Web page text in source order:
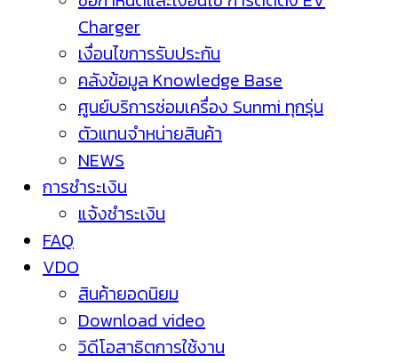
Charger
เงื่อนไขการรับประกัน
คลังข้อมูล Knowledge Base
ศูนย์บริการซ่อมเครื่อง Sunmi ทุกรุ่น
ตัวแทนจำหน่ายสินค้า
NEWS
การชำระเงิน
แจ้งชำระเงิน
FAQ
VDO
สินค้ายอดนิยม
Download video
วิดีโอสาธิตการใช้งาน